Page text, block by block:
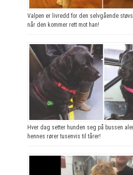
Valpen er livredd for den selvgående
når den kommer rett mot han!
Hver dag setter hunden seg på bussen
hennes rører tusenvis til tårer!